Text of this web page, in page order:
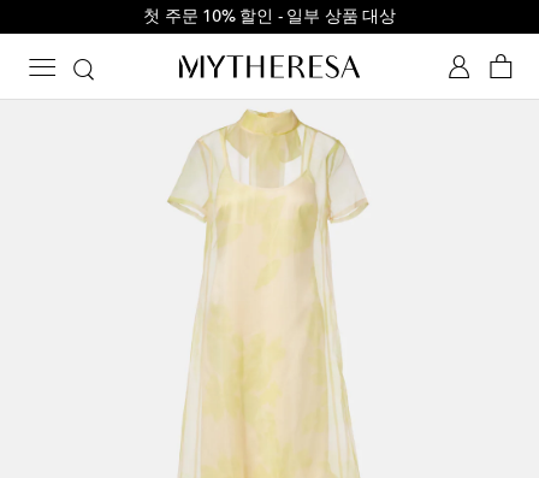
첫 주문 10% 할인 - 일부 상품 대상